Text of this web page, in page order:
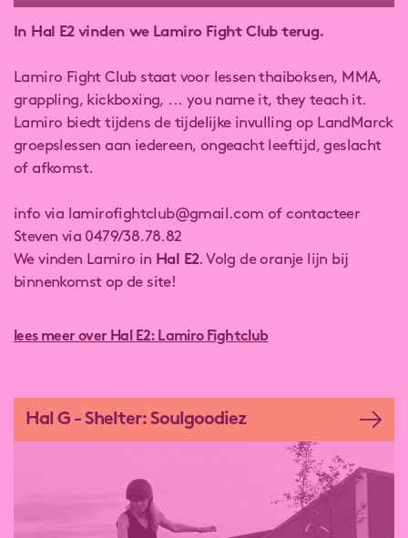
In Hal E2 vinden we Lamiro Fight Club terug.
Lamiro Fight Club staat voor lessen thaiboksen, MMA,
grappling, kickboxing, ... you name it, they teach it.
Lamiro biedt tijdens de tijdelijke invulling op LandMarck
groepslessen aan iedereen, ongeacht leeftijd, geslacht
of afkomst.
info via lamirofightclub@gmail.com of contacteer
Steven via 0479/38.78.82
We vinden Lamiro in Hal E2. Volg de oranje lijn bij
binnenkomst op de site!
lees meer over Hal E2: Lamiro Fightclub
Hal G - Shelter: Soulgoodiez